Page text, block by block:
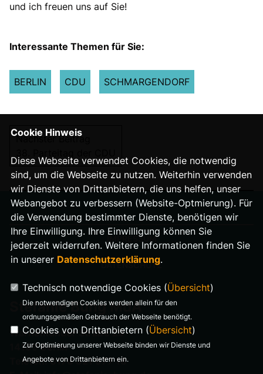
und ich freuen uns auf Sie!
Interessante Themen für Sie:
BERLIN CDU SCHMARGENDORF
Nächster Beitrag
IMPRESSUM
DATENSCHUTZ
Stefanie Bung MdA
Warnemünder Straße 29
14199 Berlin
Telefon: 0176 321 977 18
Cookie Hinweis
Diese Webseite verwendet Cookies, die notwendig
sind, um die Webseite zu nutzen. Weiterhin verwenden
wir Dienste von Drittanbietern, die uns helfen, unser
Webangebot zu verbessern (Website-Optmierung). Für
die Verwendung bestimmter Dienste, benötigen wir
Ihre Einwilligung. Ihre Einwilligung können Sie
jederzeit widerrufen. Weitere Informationen finden Sie
in unserer Datenschutzerklärung.
Technisch notwendige Cookies (Übersicht)
Die notwendigen Cookies werden allein für den
ordnungsgemäßen Gebrauch der Webseite benötigt.
Cookies von Drittanbietern (Übersicht)
Zur Optimierung unserer Webseite binden wir Dienste und
Angebote von Drittanbietern ein.